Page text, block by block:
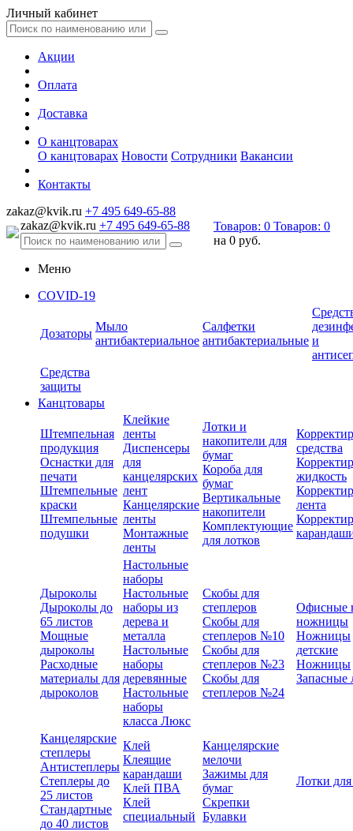
Личный кабинет
Акции
Оплата
Доставка
О канцтоварах
О канцтоварах Новости Сотрудники Вакансии
Контакты
zakaz@kvik.ru +7 495 649-65-88
zakaz@kvik.ru +7 495 649-65-88 Товаров: 0 Товаров: 0
на 0 руб.
Меню
COVID-19
Дозаторы
Мыло
антибактериальное
Салфетки
антибактериальные и
Средства
защиты
Канцтовары
Штемпельная
продукция
Оснастки для
печати
Штемпельные
краски
Штемпельные
подушки
Клейкие
ленты
Диспенсеры
для
канцелярских
лент
Канцелярские
ленты
Монтажные
ленты
Лотки и
накопители для
бумаг
Короба для
бумаг
Вертикальные
накопители
Комплектующие
для лотков
средства
жидкость
лента
Дыроколы
Дыроколы до
65 листов
Мощные
дыроколы
Расходные
материалы для
дыроколов
Настольные
наборы
Настольные
наборы из
дерева и
металла
Настольные
наборы
деревянные
Настольные
наборы
класса Люкс
Скобы для
степлеров
Скобы для
степлеров №10
Скобы для
степлеров №23
Скобы для
степлеров №24
Офисные
ножницы
Ножницы
детские
Ножницы
Запасные
Канцелярские
степлеры
Антистеплеры
Степлеры до
25 листов
Стандартные
до 40 листов
Клей
Клеящие
карандаши
Клей ПВА
Клей
специальный
Канцелярские
мелочи
Зажимы для
бумаг
Скрепки
Булавки
Лотки